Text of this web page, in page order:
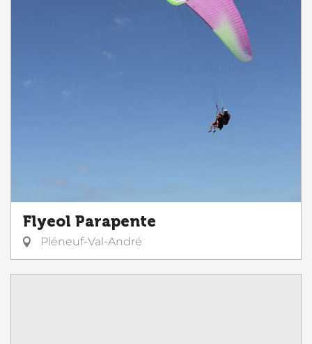
Flyeol Parapente
Pléneuf-Val-André